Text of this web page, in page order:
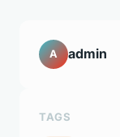
A admin
TAGS